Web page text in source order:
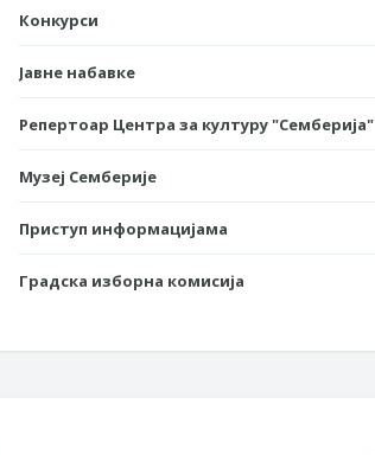
Конкурси
Јавне набавке
Репертоар Центра за културу "Семберија"
Музеј Семберије
Приступ информацијама
Градска изборна комисија